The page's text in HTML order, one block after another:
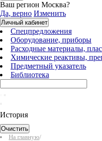
Ваш регион Москва?
Да, верно Изменить
Личный кабинет
Спецпредложения
Оборудование, приборы
Расходные материалы,
Химические реактивы,
Предметный указатель
Библиотека
История
Очистить
На главную/